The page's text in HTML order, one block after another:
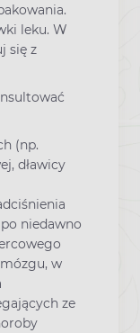
leku. W
się z
(np.
dławicy
niedawno
w
ze